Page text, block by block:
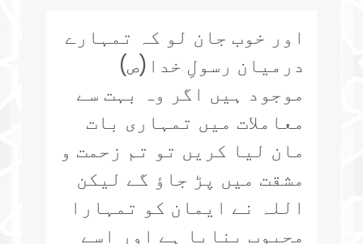
اور خوب جان لو کہ تمہارے
درمیان رسولِ خدا(ص)
موجود ہیں اگر وہ بہت سے
معاملات میں تمہاری بات
مان لیا کریں تو تم زحمت و
مشقت میں پڑ جاؤ گے لیکن
اللہ نے ایمان کو تمہارا
محبوب بنایا ہے اور اسے